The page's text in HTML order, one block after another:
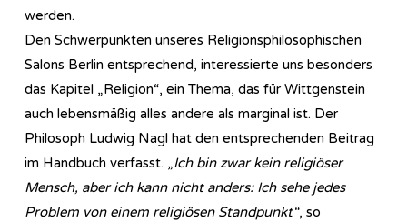
werden.
Den Schwerpunkten unseres Re­li­gi­ons­phi­lo­so­phi­sch­en
Salons Berlin entsprechend, interessierte uns besonders
das Kapitel „Religion“, ein Thema, das für Wittgenstein
auch lebensmäßig alles andere als marginal ist. Der
Philosoph Ludwig Nagl hat den entsprechenden Beitrag
im Handbuch verfasst. „Ich bin zwar kein religiöser
Mensch, aber ich kann nicht anders: Ich sehe jedes
Problem von einem religiösen Standpunkt“, so